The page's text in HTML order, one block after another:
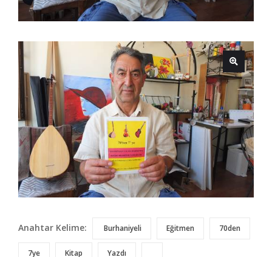
Anahtar Kelime: Burhaniyeli Eğitmen 70den
7ye Kitap Yazdı